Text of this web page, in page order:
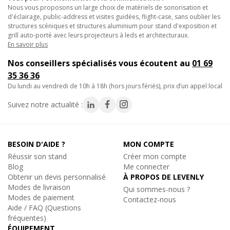
gamme.
• Montage discret sur une structure alu pour stand d'exposition
design.
rapides et fiables sur structures aluminium, avec une finition
soignée et une excellente capacité de charge.
Caractéristiques techniques :
Nous vous proposons un large choix de matériels de sonorisation et
d'éclairage, public-address et visites guidées, flight-case, sans oublier les
structures scéniques et structures aluminium pour stand d'exposition et
grill auto-porté avec leurs projecteurs à leds et architecturaux.
En savoir plus
Nos conseillers spécialisés vous écoutent au 01 69
35 36 36
du lundi au vendredi de 10h à 18h (hors jours fériés), prix d’un appel local
Suivez notre actualité :
BESOIN D'AIDE ?
Réussir son stand
Blog
Obtenir un devis personnalisé
Modes de livraison
Modes de paiement
Aide / FAQ (Questions
fréquentes)
ÉQUIPEMENT
MON COMPTE
Créer mon compte
Me connecter
À PROPOS DE LEVENLY
Qui sommes-nous ?
Contactez-nous